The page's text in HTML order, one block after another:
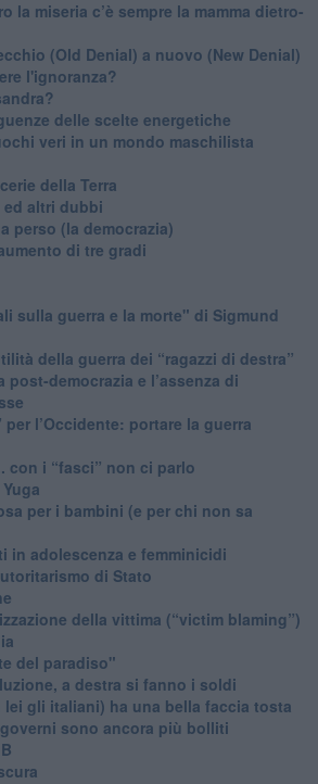
la miseria c’è sempre la mamma dietro-
(Old Denial) a nuovo (New Denial)
l'ignoranza?
delle scelte energetiche
veri in un mondo maschilista
della Terra
altri dubbi
perso (la democrazia)
di tre gradi
sulla guerra e la morte" di Sigmund
della guerra dei “ragazzi di destra”
post-democrazia e l’assenza di
l’Occidente: portare la guerra
con i “fasci” non ci parlo
per i bambini (e per chi non sa
in adolescenza e femminicidi
di Stato
della vittima (“victim blaming”)
del paradiso"
a destra si fanno i soldi
lei gli italiani) ha una bella faccia tosta
sono ancora più bolliti